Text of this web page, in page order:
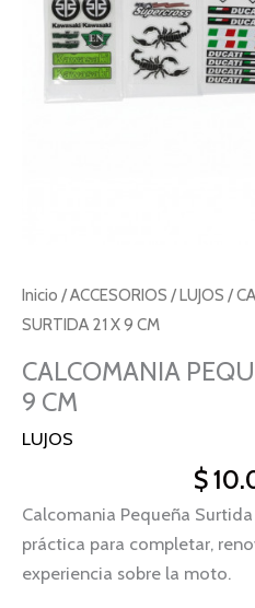
Inicio /ACCESORIOS /LUJOS /
SURTIDA 21 X 9 CM
CALCOMANIA
9 CM
LUJOS
$
Calcomania Pequeña
práctica para completar,
experiencia sobre la moto.
cantidad